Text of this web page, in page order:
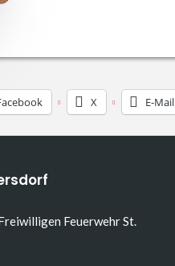
X E-Mail
Feuerwehr St.